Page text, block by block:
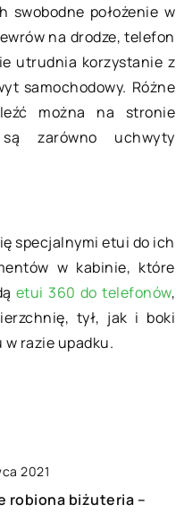
swobodne położenie w
na drodze, telefon
utrudnia korzystanie z
samochodowy. Różne
można na stronie
zarówno uchwyty
specjalnymi etui do ich
w kabinie, które
etui 360 do telefonów,
tył, jak i boki
w razie upadku.
2021
robiona biżuteria –
adopcji szczeniaka?
czy się nadajesz!
kochają szczeniaki.
puszyste i zabawne,
się im oprzeć. Duże psy